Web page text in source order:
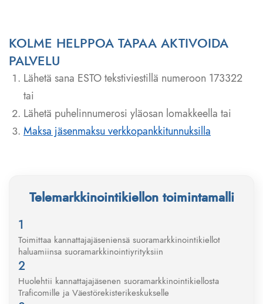
KOLME HELPPOA TAPAA AKTIVOIDA
PALVELU
Lähetä sana ESTO tekstiviestillä numeroon 173322
tai
Lähetä puhelinnumerosi yläosan lomakkeella tai
Maksa jäsenmaksu verkkopankkitunnuksilla
Telemarkkinointikiellon toimintamalli
Toimittaa kannattajajäseniensä suoramarkkinointikiellot
haluamiinsa suoramarkkinointiyrityksiin
Huolehtii kannattajajäsenen suoramarkkinointikiellosta
Traficomille ja Väestörekisterikeskukselle